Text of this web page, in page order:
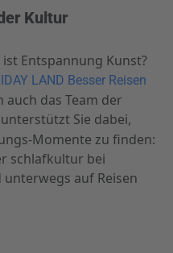
Kultur
Entspannung Kunst?
LAND Besser Reisen
auch das Team der
unterstützt Sie dabei,
Momente zu finden:
schlafkultur bei
auf Reisen